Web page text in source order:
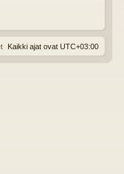
Kaikki ajat ovat UTC+03:00